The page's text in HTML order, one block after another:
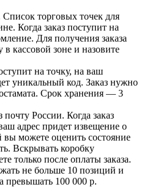
торговых точек для
Когда заказ поступит на
Для получения заказа
в кассовой зоне и назовите
на точку, на ваш
уникальный код. Заказ нужно
Срок хранения — 3
почту России. Когда заказ
адрес придет извещение о
можете оценить состояние
Вскрывать коробку
только после оплаты заказа.
не больше 10 позиций и
превышать 100 000 р.